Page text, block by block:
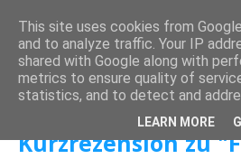
Startseite Castle Rock meets Derry
von Stephen King
Kurzrezension zu
This site uses cookies from
and to analyze traffic. Your IP
shared with Google along with
metrics to ensure quality of
statistics, and to detect and
LEARN MORE